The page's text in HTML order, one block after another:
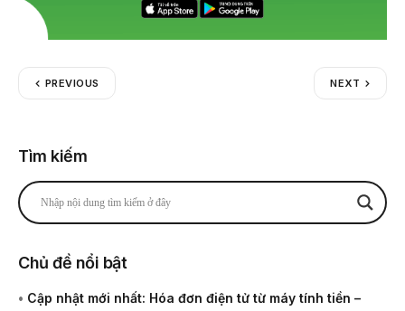
PREVIOUS NEXT
Tìm kiếm
Chủ đề nổi bật
• Cập nhật mới nhất: Hóa đơn điện tử từ máy tính tiền –